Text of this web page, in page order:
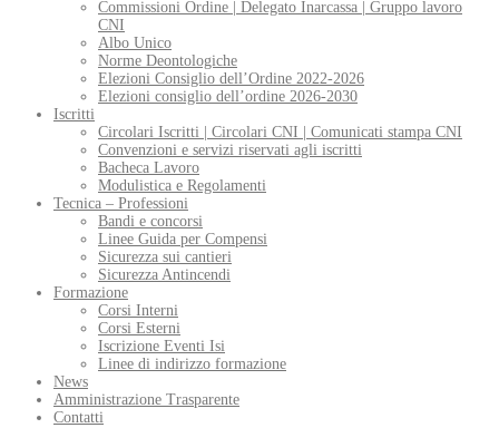
Commissioni Ordine | Delegato Inarcassa | Gruppo lavoro
CNI
Albo Unico
Norme Deontologiche
Elezioni Consiglio dell’Ordine 2022-2026
Elezioni consiglio dell’ordine 2026-2030
Iscritti
Circolari Iscritti | Circolari CNI | Comunicati stampa CNI
Convenzioni e servizi riservati agli iscritti
Bacheca Lavoro
Modulistica e Regolamenti
Tecnica – Professioni
Bandi e concorsi
Linee Guida per Compensi
Sicurezza sui cantieri
Sicurezza Antincendi
Formazione
Corsi Interni
Corsi Esterni
Iscrizione Eventi Isi
Linee di indirizzo formazione
News
Amministrazione Trasparente
Contatti